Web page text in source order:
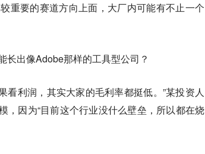
重要的赛道方向上面，大厂内可能有不止一个
长出像Adobe那样的工具型公司？
看利润，其实大家的毛利率都挺低。”某投资人
因为“目前这个行业没什么壁垒，所以都在烧